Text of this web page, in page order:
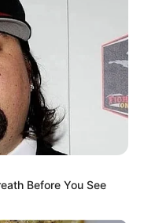
Before You See